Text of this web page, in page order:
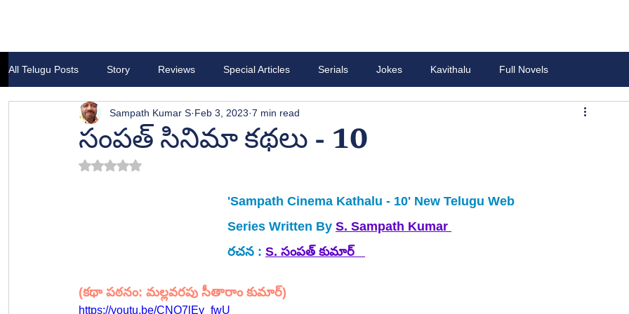
All Telugu Posts Story Reviews Special Articles Serials Jokes Kavithalu Full Novels
సంపత్ సినిమా కథలు - 10
Sampath Kumar S Feb 3, 2023 7 min read
Rated NaN out of 5 stars.
'Sampath Cinema Kathalu - 10' New Telugu Web
Series Written By S. Sampath Kumar
రచన : S. సంపత్ కుమార్
(కథా పఠనం: మల్లవరపు సీతారాం కుమార్)
https://youtu.be/CNO7lEy_fwU